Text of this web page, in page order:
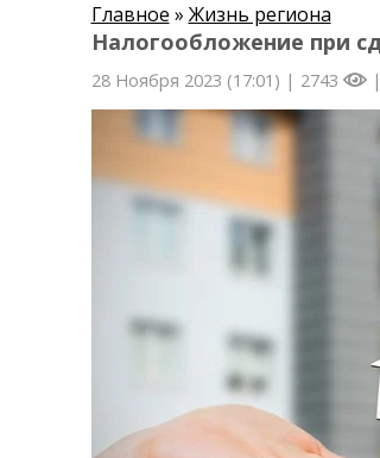
Главное » Жизнь региона
Налогообложение при
28 Ноября 2023 (17:01) | 2743 |